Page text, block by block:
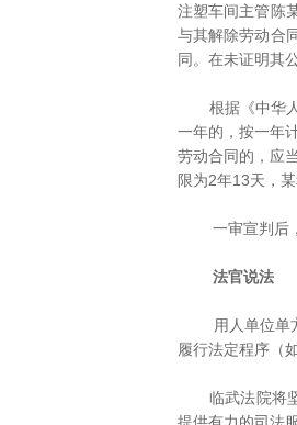
注塑车间主管陈
与其解除劳动合
同。在未证明其
根据《中华人
一年的，按一年
劳动合同的，应
限为2年13天，
一审宣判后，
法官说法
用人单位单方
履行法定程序（
临武法院将坚